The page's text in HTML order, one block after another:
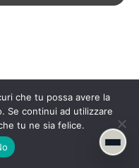
per il corpo
che tu possa avere la
Se continui ad utilizzare
tu ne sia felice.
cura personale: